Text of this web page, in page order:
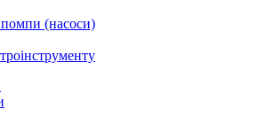
помпи (насоси)